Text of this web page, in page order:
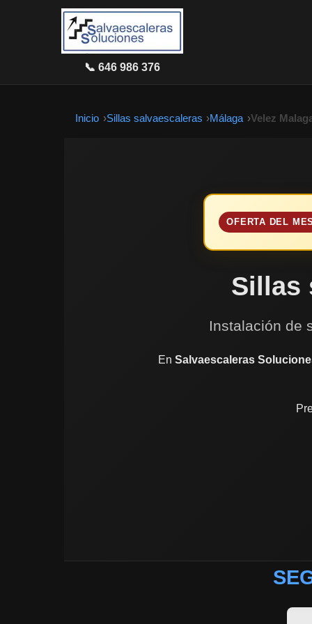
📞 646 986 376
Inicio Sillas salvaescaleras Málaga Velez
OFERTA DEL MES
Sillas
Instalación de
En Salvaescaleras